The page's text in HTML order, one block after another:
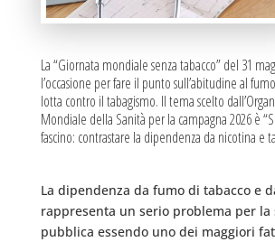
La “Giornata mondiale senza tabacco” del 31
l’occasione per fare il punto sull’abitudine al
lotta contro il tabagismo. Il tema scelto
Mondiale della Sanità per la campagna 2026 è
fascino: contrastare la dipendenza da nicotina e
La dipendenza da fumo di tabacco e
rappresenta un serio problema per la
pubblica essendo uno dei maggiori